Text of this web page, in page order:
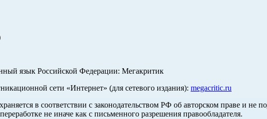
язык Российской Федерации: Мегакритик
сети «Интернет» (для сетевого издания): megacritic.ru
в соответствии с законодательством РФ об авторском праве и
не иначе как с письменного разрешения правообладателя.